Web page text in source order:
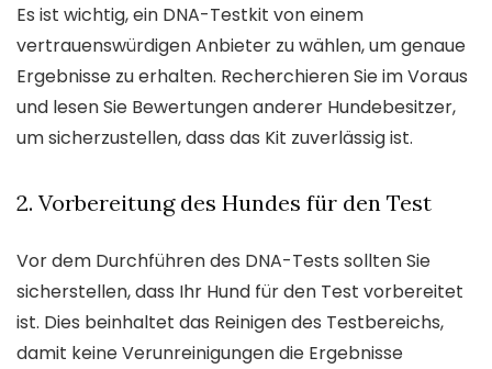
Es ist wichtig, ein DNA-Testkit von einem
vertrauenswürdigen Anbieter zu wählen, um genaue
Ergebnisse zu erhalten. Recherchieren Sie im Voraus
und lesen Sie Bewertungen anderer Hundebesitzer,
um sicherzustellen, dass das Kit zuverlässig ist.
2. Vorbereitung des Hundes für den Test
Vor dem Durchführen des DNA-Tests sollten Sie
sicherstellen, dass Ihr Hund für den Test vorbereitet
ist. Dies beinhaltet das Reinigen des Testbereichs,
damit keine Verunreinigungen die Ergebnisse